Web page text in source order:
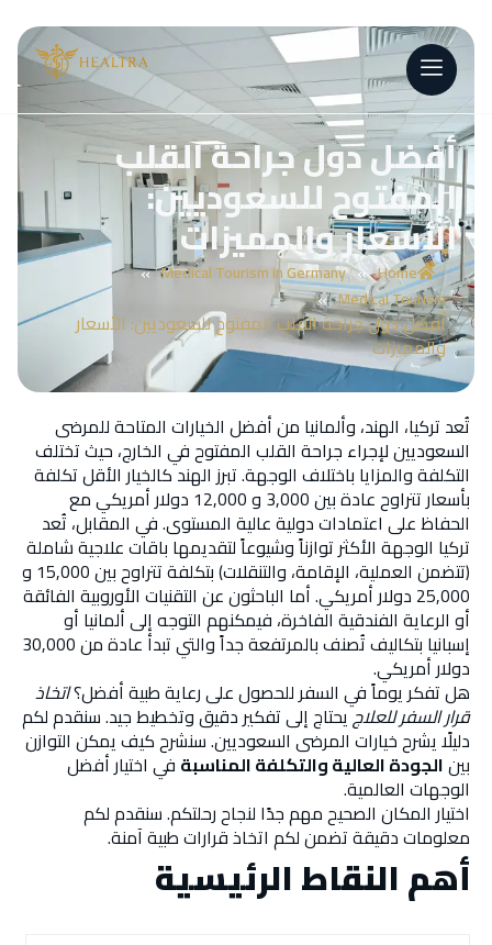
أفضل دول جراحة القلب
المفتوح للسعوديين:
الأسعار والمميزات
Home
»
Medical Tourism in Germany
»
Medical Tourism
»
أفضل دول جراحة القلب المفتوح للسعوديين: الأسعار
والمميزات
تُعد تركيا، الهند، وألمانيا من أفضل الخيارات المتاحة للمرضى
السعوديين لإجراء جراحة القلب المفتوح في الخارج، حيث تختلف
التكلفة والمزايا باختلاف الوجهة. تبرز الهند كالخيار الأقل تكلفة
بأسعار تتراوح عادة بين 3,000 و 12,000 دولار أمريكي مع
الحفاظ على اعتمادات دولية عالية المستوى. في المقابل، تُعد
تركيا الوجهة الأكثر توازناً وشيوعاً لتقديمها باقات علاجية شاملة
(تتضمن العملية، الإقامة، والتنقلات) بتكلفة تتراوح بين 15,000 و
25,000 دولار أمريكي. أما الباحثون عن التقنيات الأوروبية الفائقة
أو الرعاية الفندقية الفاخرة، فيمكنهم التوجه إلى ألمانيا أو
إسبانيا بتكاليف تُصنف بالمرتفعة جداً والتي تبدأ عادة من 30,000
دولار أمريكي.
هل تفكر يوماً في السفر للحصول على رعاية طبية أفضل؟اتخاذ
قرار السفر للعلاجيحتاج إلى تفكير دقيق وتخطيط جيد. سنقدم لكم
دليلًا يشرح خيارات المرضى السعوديين. سنشرح كيف يمكن التوازن
بينالجودة العالية والتكلفة المناسبة في اختيار أفضل
الوجهات العالمية.
اختيار المكان الصحيح مهم جدًا لنجاح رحلتكم. سنقدم لكم
معلومات دقيقة تضمن لكم اتخاذ قرارات طبية آمنة.
أهم النقاط الرئيسية